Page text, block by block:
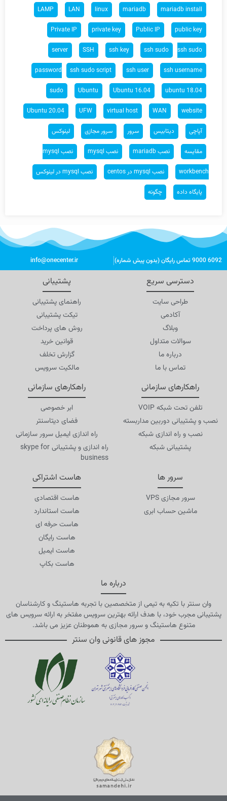
LAMP LAN linux mariadb mariadb install
Private IP private key Public IP public key
server SSH ssh key ssh sudo ssh sudo
password ssh sudo script ssh user ssh username
sudo Ubuntu Ubuntu 16.04 ubuntu 18.04
Ubuntu 20.04 UFW virtual host WAN website
آپاچی دیتابیس سرور سرور مجازی لینوکس
مقایسه نصب mariadb نصب mysql نصب mysql
workbench نصب mysql در centos نصب mysql در لینوکس
پایگاه داده چگونه
6092 9000 تماس رایگان (بدون پیش شماره) info@onecenter.ir
درباره ما
وان سنتر با تکیه به تیمی از متخصصین با تجربه هاستینگ و کارشناسان
پشتیبانی مجرب خود، با هدف ارائه بهترین سرویس مفتخر به ارائه سرویس های
متنوع هاستینگ و سرور مجازی به هموطنان عزیز می باشد.
هاست اشتراکی
هاست اقتصادی
هاست استاندارد
هاست حرفه ای
هاست رایگان
هاست ایمیل
هاست بکاپ
سرور ها
سرور مجازی VPS
ماشین حساب ابری
راهکارهای سازمانی
ابر خصوصی
فضای دیتاسنتر
راه اندازی ایمیل سرور سازمانی
راه اندازی و پشتیبانی skype for
business
راهکارهای سازمانی
تلفن تحت شبکه VOIP
نصب و پشتیبانی دوربین مداربسته
نصب و راه اندازی شبکه
پشتیبانی شبکه
پشتیبانی
راهنمای پشتیبانی
تیکت پشتیبانی
روش های پرداخت
قوانین خرید
گزارش تخلف
مالکیت سرویس
دسترسی سریع
طراحی سایت
آکادمی
وبلاگ
سوالات متداول
درباره ما
تماس با ما
مجوز های قانونی وان سنتر